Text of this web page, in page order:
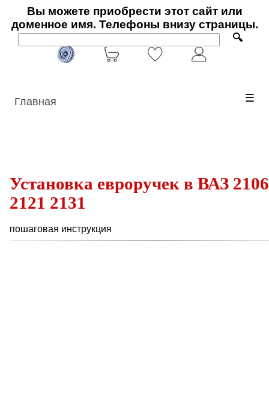
Вы можете приобрести этот сайт или
доменное имя. Телефоны внизу страницы.
🔍
Главная ☰
Установка евроручек в ВАЗ 2106
2121 2131
пошаговая инструкция